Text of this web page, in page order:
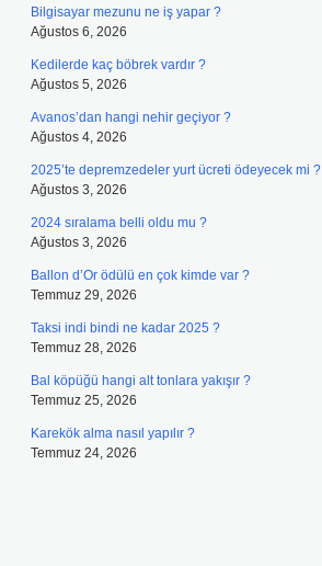
Bilgisayar mezunu ne iş yapar ?
Ağustos 6, 2026
Kedilerde kaç böbrek vardır ?
Ağustos 5, 2026
Avanos’dan hangi nehir geçiyor ?
Ağustos 4, 2026
2025’te depremzedeler yurt ücreti ödeyecek mi ?
Ağustos 3, 2026
2024 sıralama belli oldu mu ?
Ağustos 3, 2026
Ballon d’Or ödülü en çok kimde var ?
Temmuz 29, 2026
Taksi indi bindi ne kadar 2025 ?
Temmuz 28, 2026
Bal köpüğü hangi alt tonlara yakışır ?
Temmuz 25, 2026
Karekök alma nasıl yapılır ?
Temmuz 24, 2026